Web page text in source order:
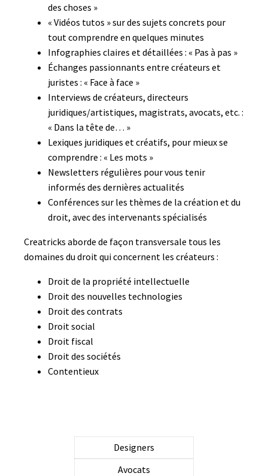
des choses »
« Vidéos tutos » sur des sujets concrets pour
tout comprendre en quelques minutes
Infographies claires et détaillées : « Pas à pas »
Échanges passionnants entre créateurs et
juristes : « Face à face »
Interviews de créateurs, directeurs
juridiques/artistiques, magistrats, avocats, etc. :
« Dans la tête de… »
Lexiques juridiques et créatifs, pour mieux se
comprendre : « Les mots »
Newsletters régulières pour vous tenir
informés des dernières actualités
Conférences sur les thèmes de la création et du
droit, avec des intervenants spécialisés
Creatricks aborde de façon transversale tous les
domaines du droit qui concernent les créateurs :
Droit de la propriété intellectuelle
Droit des nouvelles technologies
Droit des contrats
Droit social
Droit fiscal
Droit des sociétés
Contentieux
Designers
Avocats